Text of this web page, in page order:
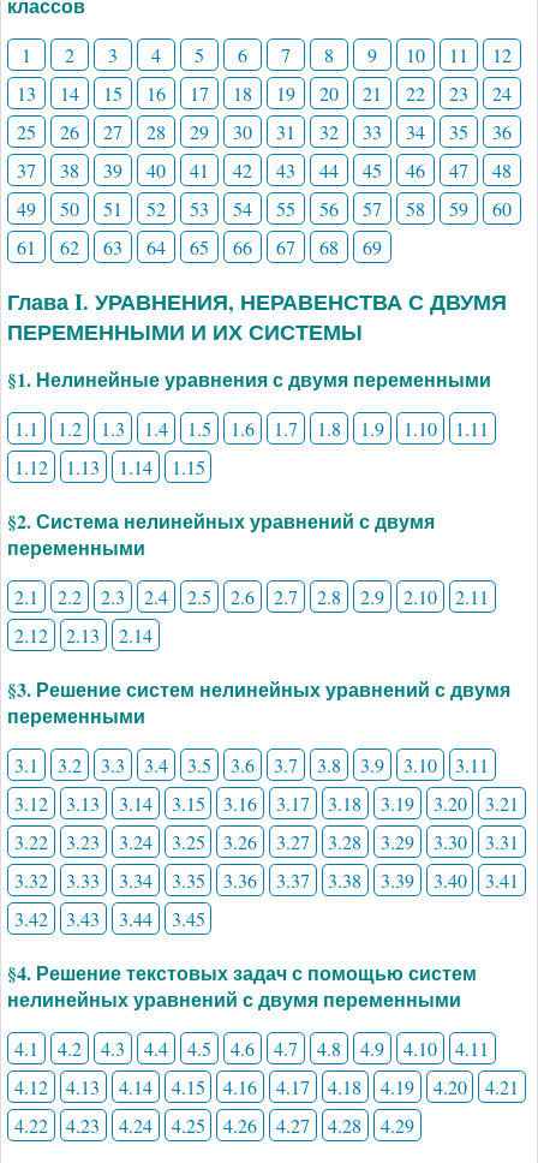
1 2 3 4 5 6 7 8 9 10 11
12
13
14 15 16 17 18 19 20 21 22 23
24
25
26 27 28 29 30 31 32 33 34 35
36
37
38 39 40 41 42 43 44 45 46 47
48
49
50 51 52 53 54 55 56 57 58 59
60
61
62 63 64 65 66 67 68 69
Глава I. УРАВНЕНИЯ, НЕРАВЕНСТВА С ДВУМЯ
ПЕРЕМЕННЫМИ И ИХ СИСТЕМЫ
§1. Нелинейные уравнения с двумя переменными
1.1 1.2 1.3 1.4 1.5 1.6 1.7 1.8 1.9 1.10
1.11
1.12
1.13 1.14 1.15
§2. Система нелинейных уравнений с двумя
переменными
2.1 2.2 2.3 2.4 2.5 2.6 2.7 2.8 2.9 2.10
2.11
2.12
2.13 2.14
§3. Решение систем нелинейных уравнений с двумя
переменными
3.1 3.2 3.3 3.4 3.5 3.6 3.7 3.8 3.9 3.10
3.11
3.12
3.13 3.14 3.15 3.16 3.17 3.18 3.19 3.20
3.21
3.22
3.23 3.24 3.25 3.26 3.27 3.28 3.29 3.30
3.31
3.32
3.33 3.34 3.35 3.36 3.37 3.38 3.39 3.40
3.41
3.42
3.43 3.44 3.45
§4. Решение текстовых задач с помощью систем
нелинейных уравнений с двумя переменными
4.1 4.2 4.3 4.4 4.5 4.6 4.7 4.8 4.9 4.10
4.11
4.12
4.13 4.14 4.15 4.16 4.17 4.18 4.19 4.20
4.21
4.22
4.23 4.24 4.25 4.26 4.27 4.28 4.29